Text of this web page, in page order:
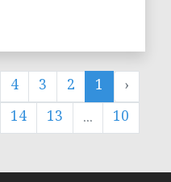
‹
1
2
3
4
10
...
13
14